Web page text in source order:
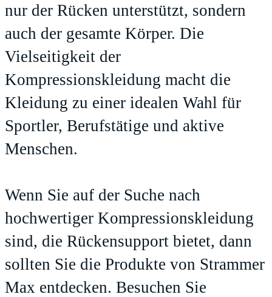
nur der Rücken unterstützt, sondern
auch der gesamte Körper. Die
Vielseitigkeit der
Kompressionskleidung macht die
Kleidung zu einer idealen Wahl für
Sportler, Berufstätige und aktive
Menschen.
Wenn Sie auf der Suche nach
hochwertiger Kompressionskleidung
sind, die Rückensupport bietet, dann
sollten Sie die Produkte von Strammer
Max entdecken. Besuchen Sie